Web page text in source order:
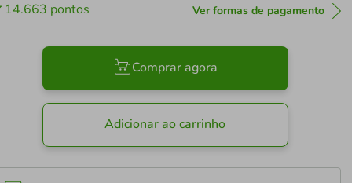
14.663 pontos Ver formas de pagamento
Comprar agora
Adicionar ao carrinho